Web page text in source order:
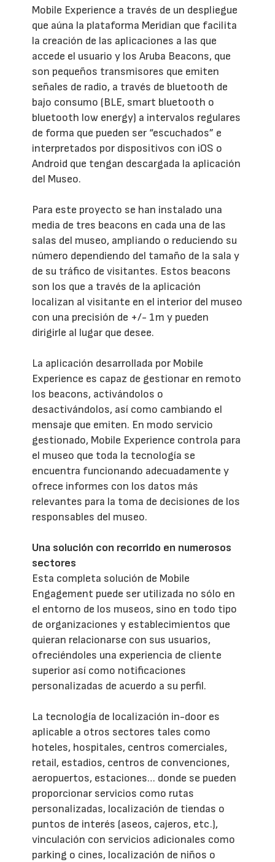
Mobile Experience a través de un despliegue
que aúna la plataforma Meridian que facilita
la creación de las aplicaciones a las que
accede el usuario y los Aruba Beacons, que
son pequeños transmisores que emiten
señales de radio, a través de bluetooth de
bajo consumo (BLE, smart bluetooth o
bluetooth low energy) a intervalos regulares
de forma que pueden ser “escuchados” e
interpretados por dispositivos con iOS o
Android que tengan descargada la aplicación
del Museo.
Para este proyecto se han instalado una
media de tres beacons en cada una de las
salas del museo, ampliando o reduciendo su
número dependiendo del tamaño de la sala y
de su tráfico de visitantes. Estos beacons
son los que a través de la aplicación
localizan al visitante en el interior del museo
con una precisión de +/- 1m y pueden
dirigirle al lugar que desee.
La aplicación desarrollada por Mobile
Experience es capaz de gestionar en remoto
los beacons, activándolos o
desactivándolos, así como cambiando el
mensaje que emiten. En modo servicio
gestionado, Mobile Experience controla para
el museo que toda la tecnología se
encuentra funcionando adecuadamente y
ofrece informes con los datos más
relevantes para la toma de decisiones de los
responsables del museo.
Una solución con recorrido en numerosos
sectores
Esta completa solución de Mobile
Engagement puede ser utilizada no sólo en
el entorno de los museos, sino en todo tipo
de organizaciones y establecimientos que
quieran relacionarse con sus usuarios,
ofreciéndoles una experiencia de cliente
superior así como notificaciones
personalizadas de acuerdo a su perfil.
La tecnología de localización in-door es
aplicable a otros sectores tales como
hoteles, hospitales, centros comerciales,
retail, estadios, centros de convenciones,
aeropuertos, estaciones… donde se pueden
proporcionar servicios como rutas
personalizadas, localización de tiendas o
puntos de interés (aseos, cajeros, etc.),
vinculación con servicios adicionales como
parking o cines, localización de niños o